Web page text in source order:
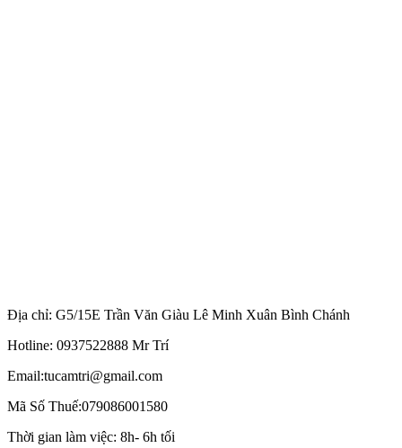
Địa chỉ: G5/15E Trần Văn Giàu Lê Minh Xuân Bình Chánh
Hotline: 0937522888 Mr Trí
Email:tucamtri@gmail.com
Mã Số Thuế:079086001580
Thời gian làm việc: 8h- 6h tối